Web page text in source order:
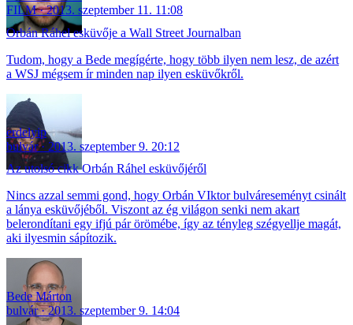
FILM
2013. szeptember 11. 11:08
Orbán Ráhel esküvője a Wall Street Journalban
Tudom, hogy a Bede megígérte, hogy több ilyen nem lesz, de azért
a WSJ mégsem ír minden nap ilyen esküvőkről.
erdelyip
bulvár
2013. szeptember 9. 20:12
Az utolsó cikk Orbán Ráhel esküvőjéről
Nincs azzal semmi gond, hogy Orbán VIktor bulváreseményt csinált
a lánya esküvőjéből. Viszont az ég világon senki nem akart
belerondítani egy ifjú pár örömébe, így az tényleg szégyellje magát,
aki ilyesmin sápítozik.
Bede Márton
bulvár
2013. szeptember 9. 14:04